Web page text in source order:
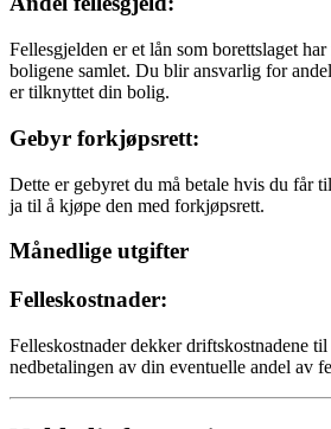
Fellesgjelden er et lån som borettslaget
boligene samlet. Du blir ansvarlig for
er tilknyttet din bolig.
Gebyr forkjøpsrett:
Dette er gebyret du må betale hvis du får
ja til å kjøpe den med forkjøpsrett.
Månedlige utgifter
Felleskostnader:
Felleskostnader dekker driftskostnadene til
nedbetalingen av din eventuelle andel av